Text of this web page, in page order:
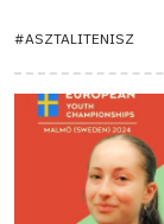
#ASZTALITENISZ